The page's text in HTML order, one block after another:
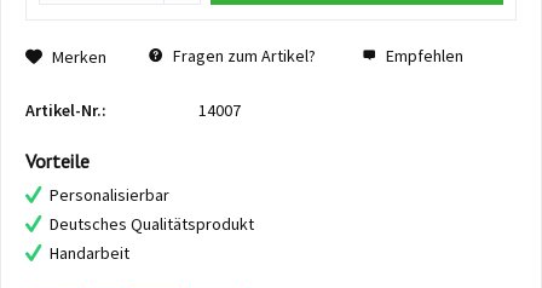
Merken Fragen zum Artikel? Empfehlen
Artikel-Nr.: 14007
Vorteile
Personalisierbar
Deutsches Qualitätsprodukt
Handarbeit